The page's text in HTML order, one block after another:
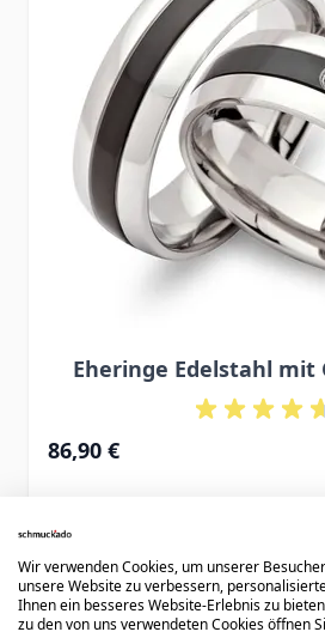
Eheringe Edelstahl mit
86,90 €
Wir verwenden Cookies, um unserer
unsere Website zu verbessern,
Ihnen ein besseres Website-Erlebnis zu
zu den von uns verwendeten Cookies öffnen